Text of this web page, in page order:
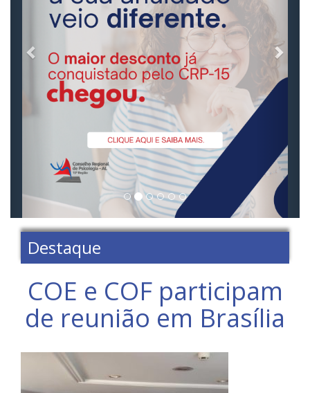
Destaque
COE e COF participam
de reunião em Brasília